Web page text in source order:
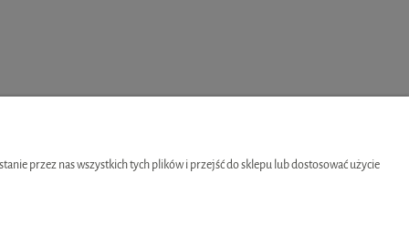
Kontakt
przez nas wszystkich tych plików i przejść do sklepu lub dostosować użycie